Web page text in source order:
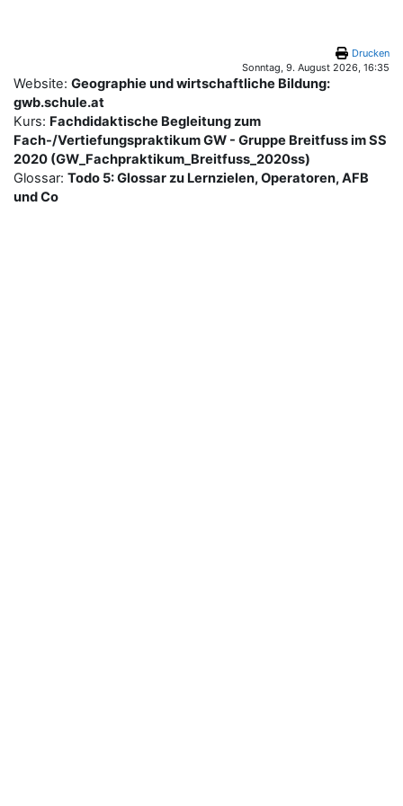
Drucken
Sonntag, 9. August 2026, 16:35
Website: Geographie und wirtschaftliche Bildung:
gwb.schule.at
Kurs: Fachdidaktische Begleitung zum
Fach-/Vertiefungspraktikum GW - Gruppe Breitfuss im SS
2020 (GW_Fachpraktikum_Breitfuss_2020ss)
Glossar: Todo 5: Glossar zu Lernzielen, Operatoren, AFB
und Co